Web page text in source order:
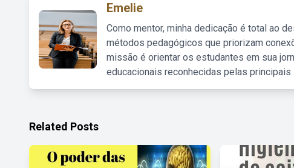
Emelie
Como mentor, minha dedicação é total ao
métodos pedagógicos que priorizam
missão é orientar os estudantes em sua
educacionais reconhecidas pelas
Related Posts